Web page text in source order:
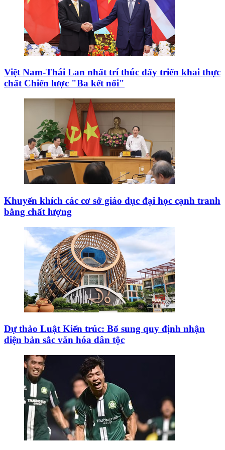
Việt Nam-Thái Lan nhất trí thúc đẩy triển khai thực
chất Chiến lược "Ba kết nối"
Khuyến khích các cơ sở giáo dục đại học cạnh tranh
bằng chất lượng
Dự thảo Luật Kiến trúc: Bổ sung quy định nhận
diện bản sắc văn hóa dân tộc